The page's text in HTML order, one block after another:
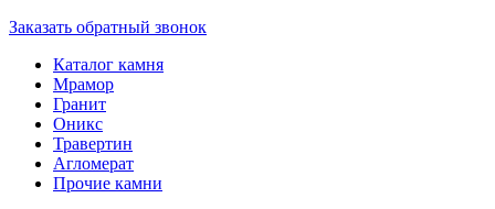
Заказать обратный звонок
Каталог камня
Мрамор
Гранит
Оникс
Травертин
Агломерат
Прочие камни